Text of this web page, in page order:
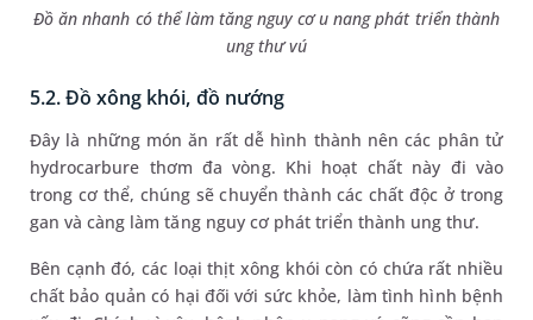
Đồ ăn nhanh có thể làm tăng nguy cơ u nang phát triển thành
ung thư vú
5.2. Đồ xông khói, đồ nướng
Đây là những món ăn rất dễ hình thành nên các phân tử
hydrocarbure thơm đa vòng. Khi hoạt chất này đi vào
trong cơ thể, chúng sẽ chuyển thành các chất độc ở trong
gan và càng làm tăng nguy cơ phát triển thành ung thư.
Bên cạnh đó, các loại thịt xông khói còn có chứa rất nhiều
chất bảo quản có hại đối với sức khỏe, làm tình hình bệnh